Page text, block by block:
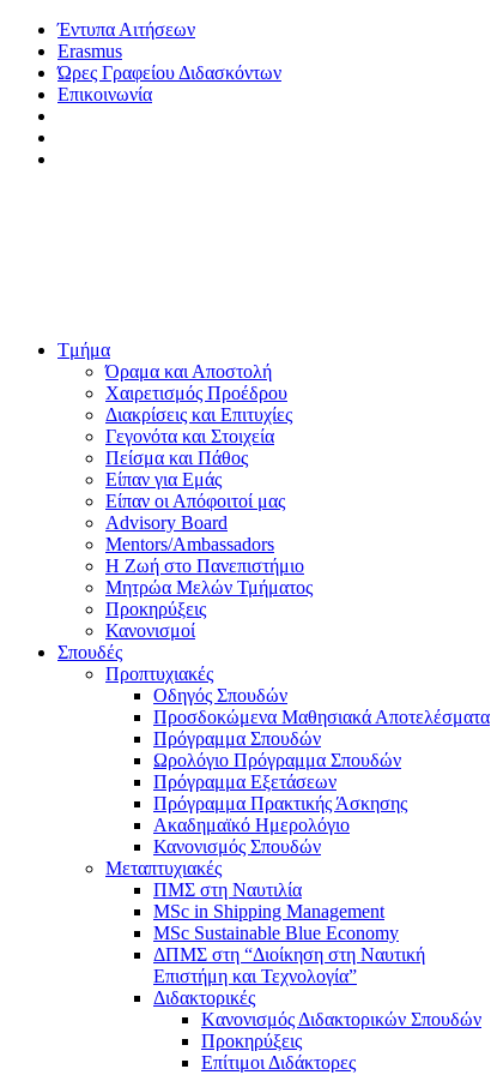
Έντυπα Αιτήσεων
Erasmus
Ώρες Γραφείου Διδασκόντων
Επικοινωνία
Tμήμα
Όραμα και Αποστολή
Χαιρετισμός Προέδρου
Διακρίσεις και Eπιτυχίες
Γεγονότα και Στοιχεία
Πείσμα και Πάθος
Είπαν για Εμάς
Είπαν οι Απόφοιτοί μας
Advisory Board
Mentors/Ambassadors
Η Ζωή στο Πανεπιστήμιο
Mητρώα Μελών Τμήματος
Προκηρύξεις
Κανονισμοί
Σπουδές
Προπτυχιακές
Οδηγός Σπουδών
Προσδοκώμενα Μαθησιακά Αποτελέσματα
Πρόγραμμα Σπουδών
Ωρολόγιο Πρόγραμμα Σπουδών
Πρόγραμμα Εξετάσεων
Πρόγραμμα Πρακτικής Άσκησης
Aκαδημαϊκό Ημερολόγιο
Κανονισμός Σπουδών
Mεταπτυχιακές
ΠΜΣ στη Ναυτιλία
MSc in Shipping Management
MSc Sustainable Blue Economy
ΔΠΜΣ στη “Διοίκηση στη Ναυτική
Επιστήμη και Τεχνολογία”
Διδακτορικές
Kανονισμός Διδακτορικών Σπουδών
Προκηρύξεις
Επίτιμοι Διδάκτορες